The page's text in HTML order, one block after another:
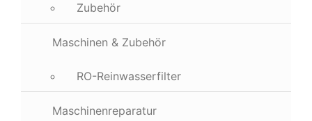
Zubehör
Maschinen & Zubehör
RO-Reinwasserfilter
Maschinenreparatur